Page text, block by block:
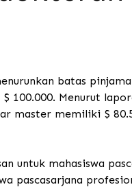
batas
100.000. Menurut
master memiliki $
untuk mahasiswa
pascasarjana